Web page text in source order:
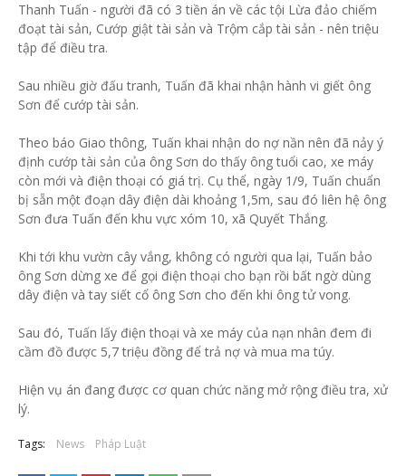
Thanh Tuấn - người đã có 3 tiền án về các tội Lừa đảo chiếm
đoạt tài sản, Cướp giật tài sản và Trộm cắp tài sản - nên triệu
tập để điều tra.
Sau nhiều giờ đấu tranh, Tuấn đã khai nhận hành vi giết ông
Sơn để cướp tài sản.
Theo báo Giao thông, Tuấn khai nhận do nợ nần nên đã nảy ý
định cướp tài sản của ông Sơn do thấy ông tuổi cao, xe máy
còn mới và điện thoại có giá trị. Cụ thể, ngày 1/9, Tuấn chuẩn
bị sẵn một đoạn dây điện dài khoảng 1,5m, sau đó liên hệ ông
Sơn đưa Tuấn đến khu vực xóm 10, xã Quyết Thắng.
Khi tới khu vườn cây vắng, không có người qua lại, Tuấn bảo
ông Sơn dừng xe để gọi điện thoại cho bạn rồi bất ngờ dùng
dây điện và tay siết cổ ông Sơn cho đến khi ông tử vong.
Sau đó, Tuấn lấy điện thoại và xe máy của nạn nhân đem đi
cầm đồ được 5,7 triệu đồng để trả nợ và mua ma túy.
Hiện vụ án đang được cơ quan chức năng mở rộng điều tra, xử
lý.
Tags: News Pháp Luật